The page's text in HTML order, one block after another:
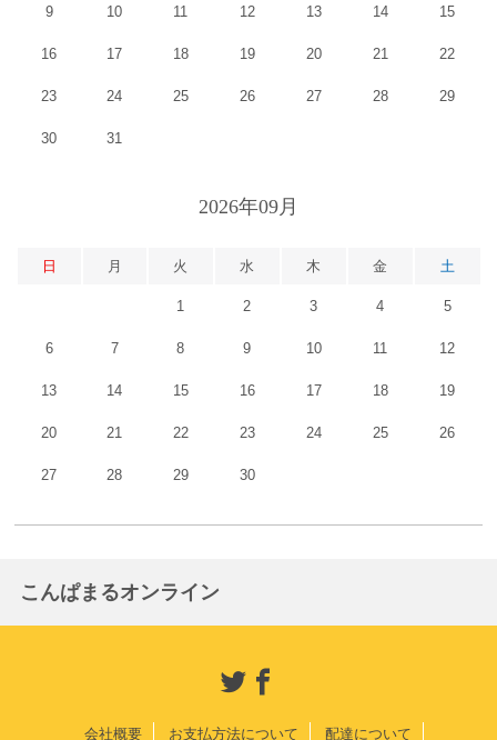
9 10 11 12 13 14 15
16 17 18 19 20 21 22
23 24 25 26 27 28 29
30 31
2026年09月
日 月 火 水 木 金 土
1 2 3 4 5
6 7 8 9 10 11 12
13 14 15 16 17 18 19
20 21 22 23 24 25 26
27 28 29 30
こんぱまるオンライン
会社概要 お支払方法について 配達について